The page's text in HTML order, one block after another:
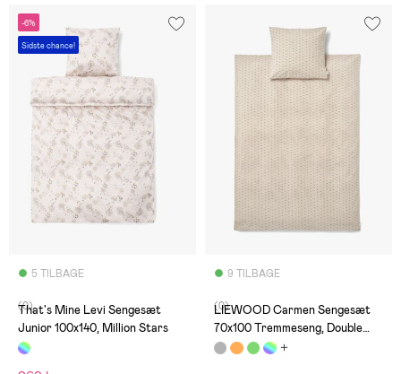
-6%
Sidste chance!
5 TILBAGE
(0)
That's Mine Levi Sengesæt
Junior 100x140, Million Stars
9 TILBAGE
(0)
LIEWOOD Carmen Sengesæt
70x100 Tremmeseng, Double
Dot/Silver Lining